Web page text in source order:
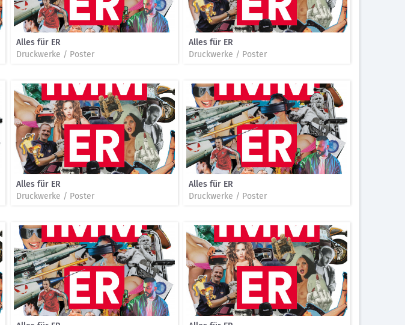
Alles für ER
Druckwerke / Poster
Alles für ER
Druckwerke / Poster
Alles für ER
Druckwerke / Poster
Alles für ER
Druckwerke / Poster